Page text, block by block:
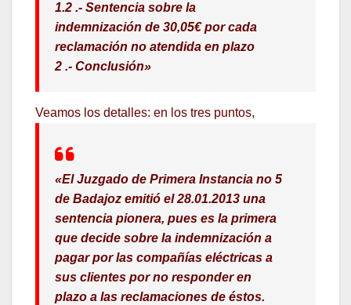
1.2 .- Sentencia sobre la
indemnización de 30,05€ por cada
reclamación no atendida en plazo
2 .- Conclusión»
Veamos los detalles: en los tres puntos,
«El Juzgado de Primera Instancia no 5
de Badajoz emitió el 28.01.2013 una
sentencia pionera, pues es la primera
que decide sobre la indemnización a
pagar por las compañías eléctricas a
sus clientes por no responder en
plazo a las reclamaciones de éstos.